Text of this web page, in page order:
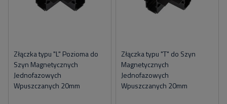
Złączka typu "L" Pozioma do
Szyn Magnetycznych
Jednofazowych
Wpuszczanych 20mm
Złączka typu "T" do Szyn
Magnetycznych
Jednofazowych
Wpuszczanych 20mm